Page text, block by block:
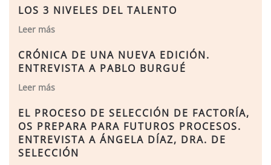
LOS 3 NIVELES DEL TALENTO
Leer más
CRÓNICA DE UNA NUEVA EDICIÓN.
ENTREVISTA A PABLO BURGUÉ
Leer más
EL PROCESO DE SELECCIÓN DE FACTORÍA,
OS PREPARA PARA FUTUROS PROCESOS.
ENTREVISTA A ÁNGELA DÍAZ, DRA. DE
SELECCIÓN